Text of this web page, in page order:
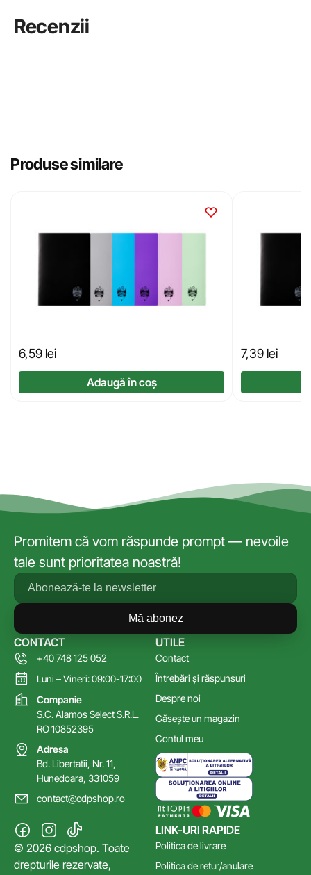
Recenzii
Produse similare
6,59 lei
Adaugă în coș
7,39 lei
Promitem că vom răspunde prompt — nevoile
tale sunt prioritatea noastră!
Mă abonez
LINK-URI RAPIDE
Politica de livrare
Politica de retur/anulare
UTILE
Contact
Întrebări și răspunsuri
Despre noi
Găsește un magazin
Contul meu
CONTACT
+40 748 125 052
Luni – Vineri: 09:00-17:00
Companie
S.C. Alamos Select S.R.L.
RO 10852395
Adresa
Bd. Libertatii, Nr. 11,
Hunedoara, 331059
contact@cdpshop.ro
© 2026 cdpshop. Toate
drepturile rezervate,